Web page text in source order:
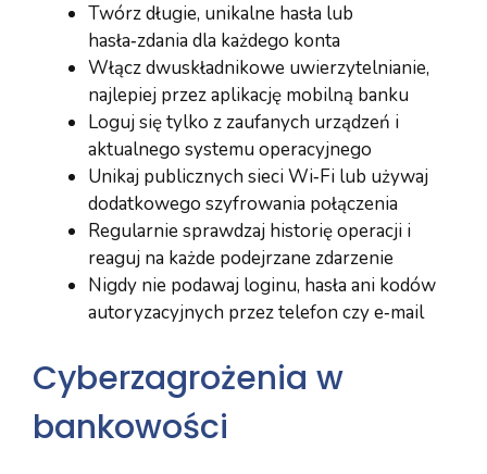
Twórz długie, unikalne hasła lub
hasła‑zdania dla każdego konta
Włącz dwuskładnikowe uwierzytelnianie,
najlepiej przez aplikację mobilną banku
Loguj się tylko z zaufanych urządzeń i
aktualnego systemu operacyjnego
Unikaj publicznych sieci Wi‑Fi lub używaj
dodatkowego szyfrowania połączenia
Regularnie sprawdzaj historię operacji i
reaguj na każde podejrzane zdarzenie
Nigdy nie podawaj loginu, hasła ani kodów
autoryzacyjnych przez telefon czy e‑mail
Cyberzagrożenia w
bankowości